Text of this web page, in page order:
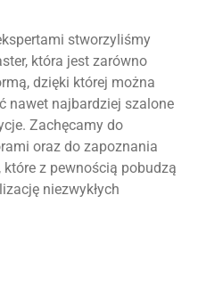
stworzyliśmy
która jest zarówno
dzięki której można
nawet najbardziej szalone
Zachęcamy do
oraz do zapoznania
z pewnością pobudzą
niezwykłych